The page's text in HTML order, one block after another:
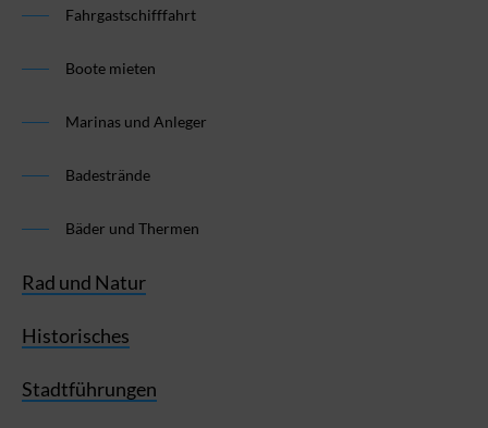
Fahrgastschifffahrt
Boote mieten
Marinas und Anleger
Badestrände
Bäder und Thermen
Rad und Natur
Historisches
Stadtführungen